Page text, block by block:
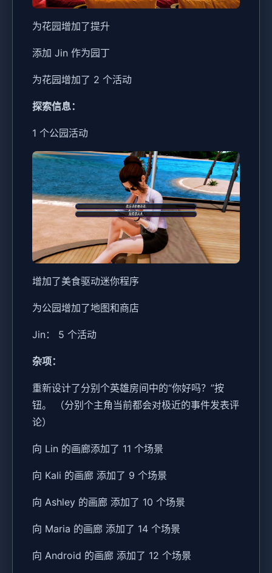
为花园增加了提升
添加 Jin 作为园丁
为花园增加了 2 个活动
探索信息：
1 个公园活动
增加了美食驱动迷你程序
为公园增加了地图和商店
Jin： 5 个活动
杂项：
重新设计了分别个英雄房间中的“你好吗？”按
钮。 （分别个主角当前都会对极近的事件发表评
论）
向 Lin 的画廊添加了 11 个场景
向 Kali 的画廊 添加了 9 个场景
向 Ashley 的画廊 添加了 10 个场景
向 Maria 的画廊 添加了 14 个场景
向 Android 的画廊 添加了 12 个场景